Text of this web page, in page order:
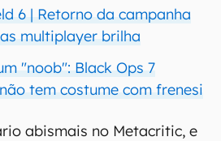
6 | Retorno da campanha
multiplayer brilha
"noob": Black Ops 7
tem costume com frenesi
abismais no Metacritic, e